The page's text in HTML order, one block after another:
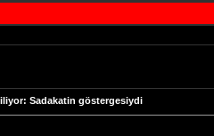
Sadakatin göstergesiydi